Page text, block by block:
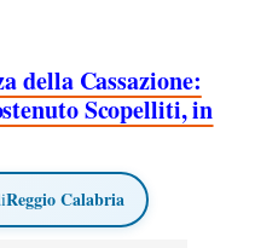
della Cassazione:
Scopelliti, in
Reggio Calabria